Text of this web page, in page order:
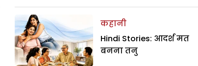
कहानी
Hindi Stories: आदर्श मत
बनना तनु